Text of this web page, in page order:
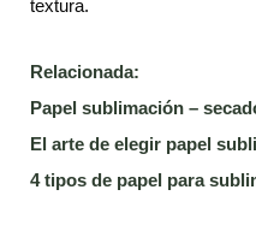
textura.
Relacionada:
Papel sublimación –
El arte de elegir papel
4 tipos de papel para